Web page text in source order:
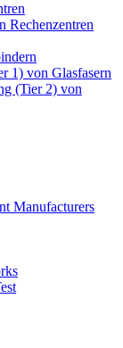
Rechenzentren
1) von Glasfasern
(Tier 2) von
Manufacturers